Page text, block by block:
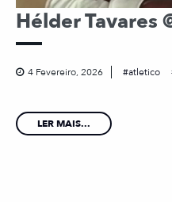
Hélder Tavares
4 Fevereiro, 2026 atletico
LER MAIS...